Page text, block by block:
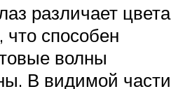
различает цвета
что способен
волны
В видимой части